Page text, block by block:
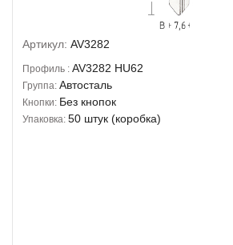
Артикул: AV3282
Профиль : AV3282 HU62
Группа: Автосталь
Кнопки: Без кнопок
Упаковка: 50 штук (коробка)